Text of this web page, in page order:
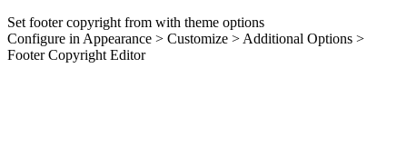
Set footer copyright from with theme options
Configure in Appearance > Customize > Additional Options >
Footer Copyright Editor